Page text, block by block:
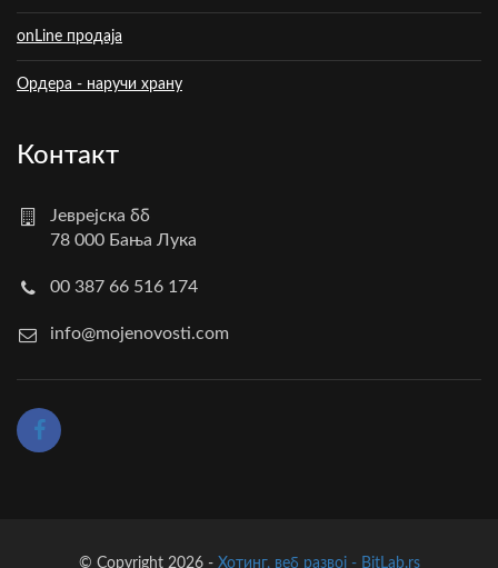
onLine продаја
Ордера - наручи храну
Контакт
Јеврејска бб
78 000 Бања Лука
00 387 66 516 174
info@mojenovosti.com
© Copyright 2026 - Хотинг, веб развој - BitLab.rs